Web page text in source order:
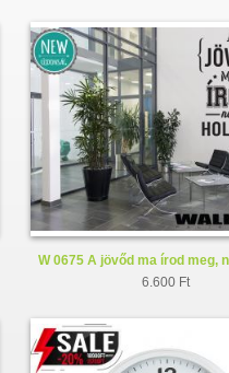
W 0675 A jövőd ma írod meg,
faltetoválás -
6.600 Ft